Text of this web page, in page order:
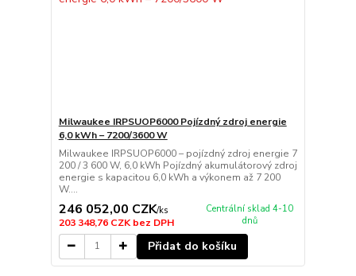
Milwaukee IRPSUOP6000 Pojízdný zdroj energie
6,0 kWh – 7200/3600 W
Milwaukee IRPSUOP6000 – pojízdný zdroj energie 7
200 / 3 600 W, 6,0 kWh Pojízdný akumulátorový zdroj
energie s kapacitou 6,0 kWh a výkonem až 7 200
W....
246 052,00 CZK/ks
203 348,76 CZKbez DPH
Centrální sklad 4-10
dnů
Přidat do košíku